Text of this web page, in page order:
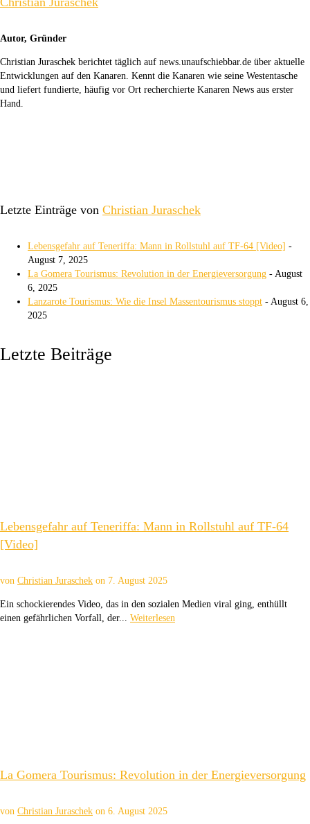
Autor, Gründer
Christian Juraschek berichtet täglich auf news.unaufschiebbar.de über aktuelle
Entwicklungen auf den Kanaren. Kennt die Kanaren wie seine Westentasche
und liefert fundierte, häufig vor Ort recherchierte Kanaren News aus erster
Hand.
Letzte Einträge von Christian Juraschek
Lebensgefahr auf Teneriffa: Mann in Rollstuhl auf TF-64 [Video] -
August 7, 2025
La Gomera Tourismus: Revolution in der Energieversorgung - August
6, 2025
Lanzarote Tourismus: Wie die Insel Massentourismus stoppt - August 6,
2025
Letzte Beiträge
Lebensgefahr auf Teneriffa: Mann in Rollstuhl auf TF-64
[Video]
von Christian Juraschek on 7. August 2025
Ein schockierendes Video, das in den sozialen Medien viral ging, enthüllt
einen gefährlichen Vorfall, der... Weiterlesen
La Gomera Tourismus: Revolution in der Energieversorgung
von Christian Juraschek on 6. August 2025